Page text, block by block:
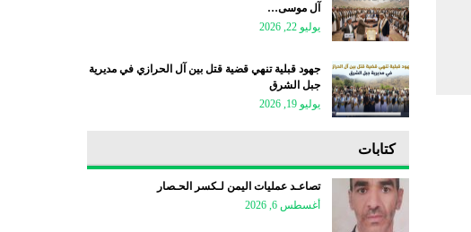
آل موسى…
يوليو 22, 2026
جهود قبلية تنهي قضية قتل بين آل الحرازي في مديرية
جبل الشرق
يوليو 19, 2026
كتابات
تصاعـد عمليات اليمن لـكسر الحـصار
أغسطس 6, 2026